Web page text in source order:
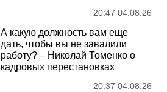
20:47 04.08.26
А какую должность вам еще
дать, чтобы вы не завалили
работу? – Николай Томенко о
кадровых перестановках
20:37 04.08.26